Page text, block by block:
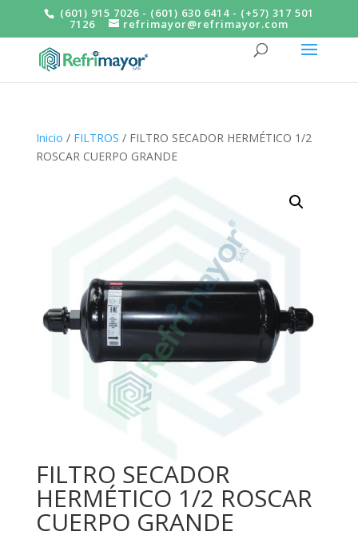
(601) 915 7026 - (601) 630 6414 - (+57) 317 501
7126 refrimayor@refrimayor.com
Inicio / FILTROS / FILTRO SECADOR HERMÉTICO 1/2
ROSCAR CUERPO GRANDE
FILTRO SECADOR
HERMÉTICO 1/2 ROSCAR
CUERPO GRANDE